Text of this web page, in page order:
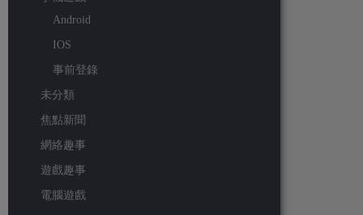
Android
IOS
事前登錄
未分類
焦點新聞
網絡趣事
遊戲趣事
電腦遊戲